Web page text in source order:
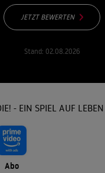
JETZT BEWERTEN
Stand: 02.08.2026
- EIN SPIEL AUF
Abo